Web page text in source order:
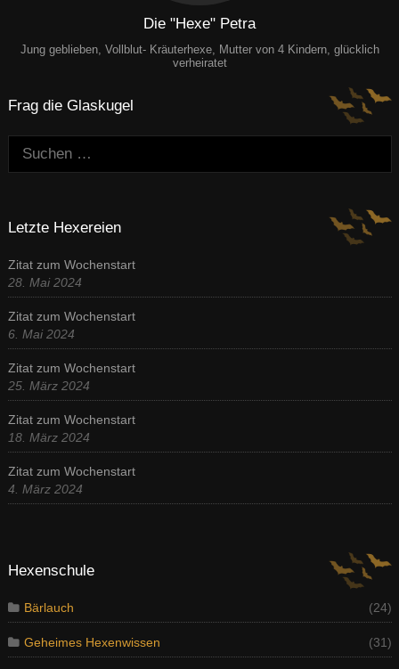
Die "Hexe" Petra
Jung geblieben, Vollblut- Kräuterhexe, Mutter von 4 Kindern, glücklich
verheiratet
Frag die Glaskugel
Suchen:
Letzte Hexereien
Zitat zum Wochenstart
28. Mai 2024
Zitat zum Wochenstart
6. Mai 2024
Zitat zum Wochenstart
25. März 2024
Zitat zum Wochenstart
18. März 2024
Zitat zum Wochenstart
4. März 2024
Hexenschule
Bärlauch (24)
Geheimes Hexenwissen (31)